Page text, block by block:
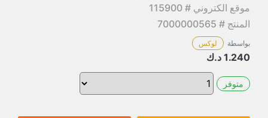
موقع الكتروني # 115900
المنتج # 7000000565
بواسطة لوكس
1.240 د.ك
متوفر